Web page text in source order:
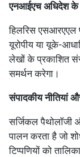
एनआईएच अधिदेश के
हिलरिस एसआरएएल
यूरोपीय या यूके-
लेखों के प्रकाशित
समर्थन करेगा।
संपादकीय नीतियां
सर्जिकल पैथोलॉजी
पालन करता है जो
टिप्पणियों को